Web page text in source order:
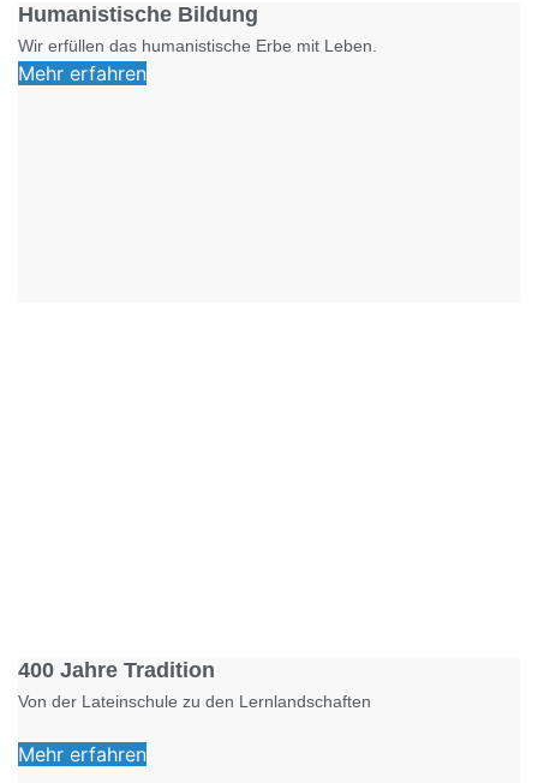
Humanistische Bildung
Wir erfüllen das humanistische Erbe mit Leben.
Mehr erfahren
400 Jahre Tradition
Von der Lateinschule zu den Lernlandschaften
Mehr erfahren